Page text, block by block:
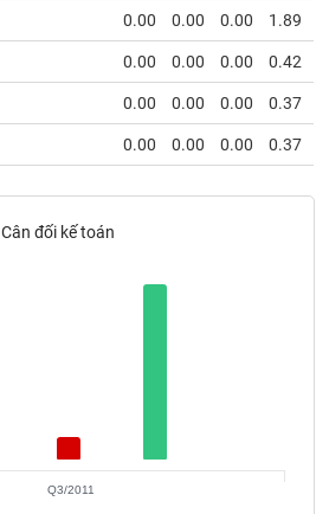
0.00 0.00 0.00 1.89
0.00 0.00 0.00 0.42
0.00 0.00 0.00 0.37
0.00 0.00 0.00 0.37
Cân đối kế toán
Q3/2011